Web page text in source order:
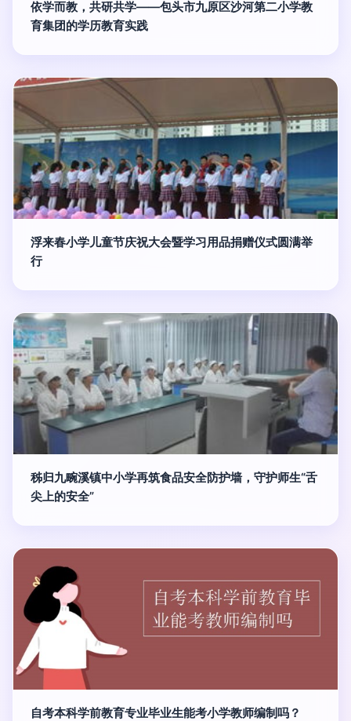
依学而教，共研共学——包头市九原区沙河第二小学教
育集团的学历教育实践
浮来春小学儿童节庆祝大会暨学习用品捐赠仪式圆满举
行
秭归九畹溪镇中小学再筑食品安全防护墙，守护师生“舌
尖上的安全”
自考本科学前教育专业毕业生能考小学教师编制吗？